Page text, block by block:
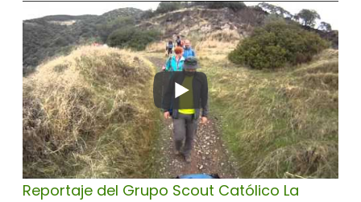
Reportaje del Grupo Scout Católico La